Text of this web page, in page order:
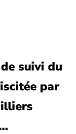
suivi du
par